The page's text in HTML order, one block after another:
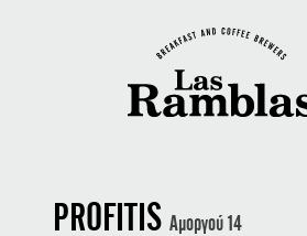
PROFITIS Αμοργού 14